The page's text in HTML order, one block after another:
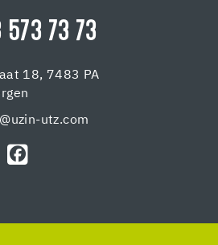
573 73 73
18, 7483 PA
utz.com